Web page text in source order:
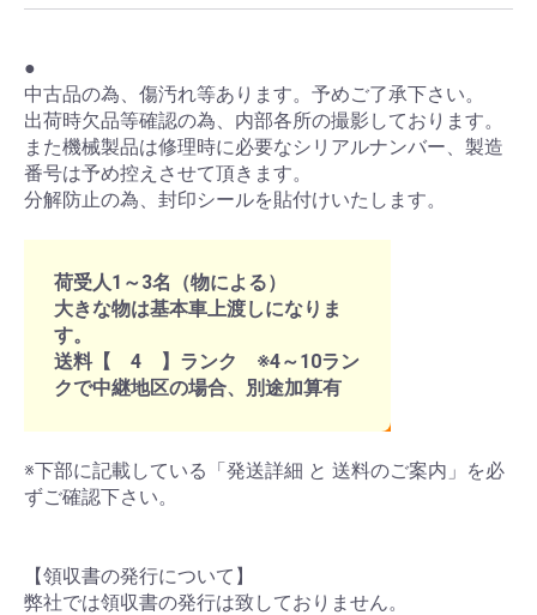
●
中古品の為、傷汚れ等あります。予めご了承下さい。
出荷時欠品等確認の為、内部各所の撮影しております。
また機械製品は修理時に必要なシリアルナンバー、製造
番号は予め控えさせて頂きます。
分解防止の為、封印シールを貼付けいたします。
荷受人1～3名（物による）
大きな物は基本車上渡しになりま
す。
送料【 4 】ランク ※4～10ラン
クで中継地区の場合、別途加算有
※下部に記載している「発送詳細 と 送料のご案内」を必
ずご確認下さい。
【領収書の発行について】
弊社では領収書の発行は致しておりません。